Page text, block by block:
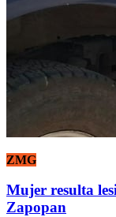
ZMG
Mujer resulta
Zapopan